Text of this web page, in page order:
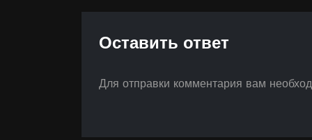
Оставить ответ
Для отправки комментария вам